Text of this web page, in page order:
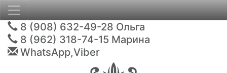
8 (908) 632-49-28 Ольга
8 (962) 318-74-15 Марина
WhatsApp,Viber